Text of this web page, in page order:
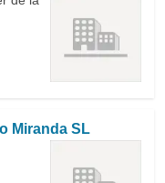
Miranda SL